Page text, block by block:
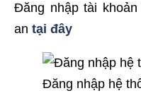
Đăng nhập tài
an tại đây
Đăng nhập hệ